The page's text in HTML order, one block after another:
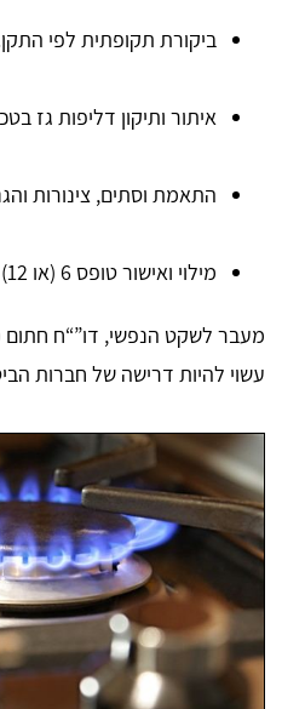
ביקורת תקופתית לפי
איתור ותיקון דליפות גז
התאמת וסתים, צינורות
מילוי ואישור טופס 6 (או 12) לאחר כל עבודה מהותית.
מעבר לשקט הנפשי, דו”“ח חתום
עשוי להיות דרישה של חברות